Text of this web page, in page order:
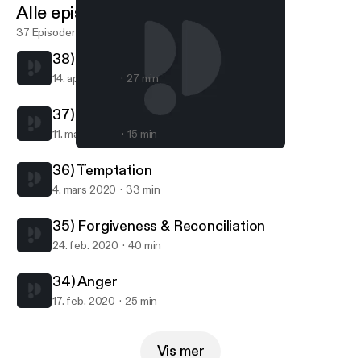
Hold Fast Podcast
Alle episoder
37 Episoder
38) Real Talk 3: In A Pandemic
14. april 2020 27 min
37) Eyes to Jesus
11. mars 2020 15 min
36) Temptation
4. mars 2020 33 min
35) Forgiveness & Reconciliation
24. feb. 2020 40 min
34) Anger
17. feb. 2020 25 min
Vis mer